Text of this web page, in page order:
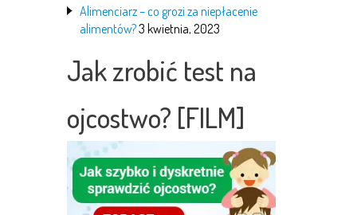
Alimenciarz – co grozi za niepłacenie
alimentów?3 kwietnia, 2023
Jak zrobić test na
ojcostwo? [FILM]